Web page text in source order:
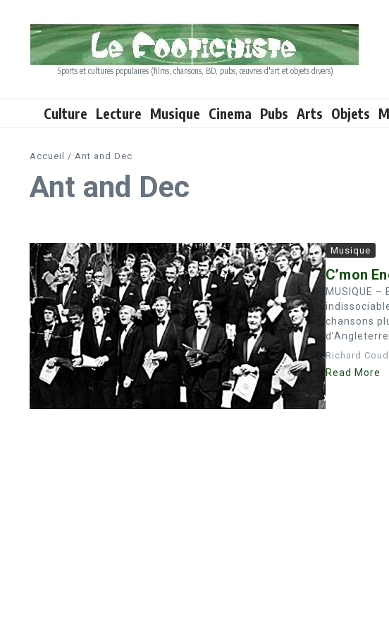
Sports et cultures populaires (films, chansons, BD, pubs, œuvres d'art et objets divers)
Culture Lecture Musique Cinema Pubs Arts Objets
Accueil / Ant and Dec
Ant and Dec
Musique
C’mon
MUSIQUE
chansons
Richard
Read More